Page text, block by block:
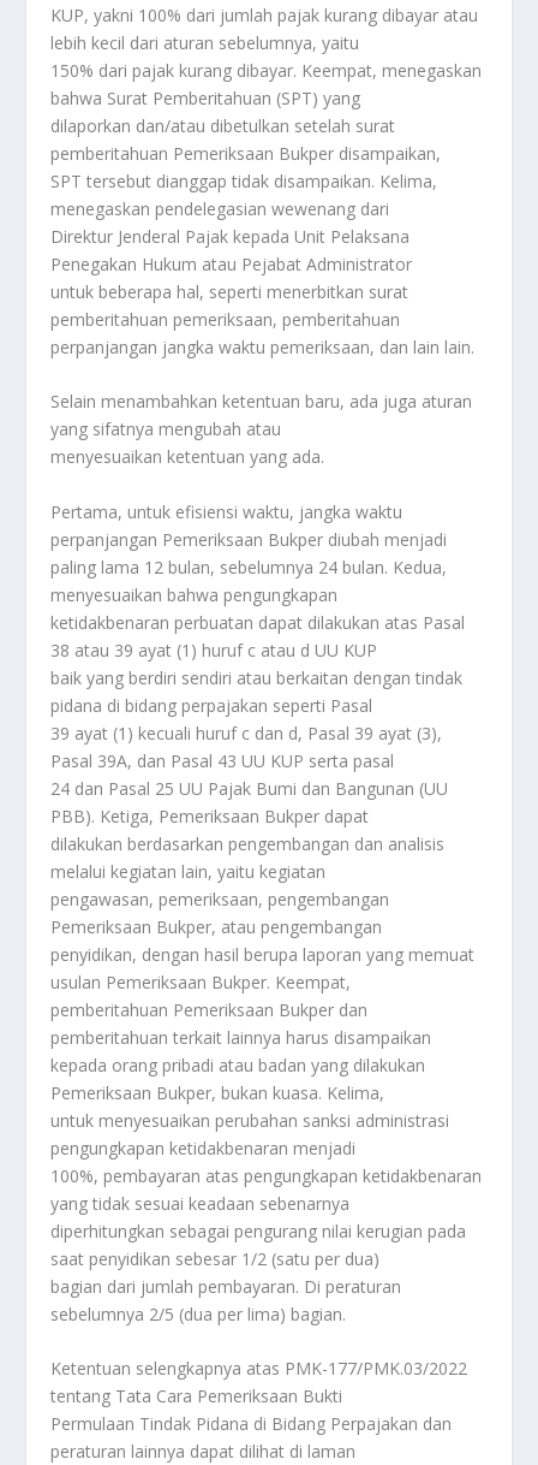
KUP, yakni 100% dari jumlah pajak kurang dibayar atau
lebih kecil dari aturan sebelumnya, yaitu
150% dari pajak kurang dibayar. Keempat, menegaskan
bahwa Surat Pemberitahuan (SPT) yang
dilaporkan dan/atau dibetulkan setelah surat
pemberitahuan Pemeriksaan Bukper disampaikan,
SPT tersebut dianggap tidak disampaikan. Kelima,
menegaskan pendelegasian wewenang dari
Direktur Jenderal Pajak kepada Unit Pelaksana
Penegakan Hukum atau Pejabat Administrator
untuk beberapa hal, seperti menerbitkan surat
pemberitahuan pemeriksaan, pemberitahuan
perpanjangan jangka waktu pemeriksaan, dan lain lain.
Selain menambahkan ketentuan baru, ada juga aturan
yang sifatnya mengubah atau
menyesuaikan ketentuan yang ada.
Pertama, untuk efisiensi waktu, jangka waktu
perpanjangan Pemeriksaan Bukper diubah menjadi
paling lama 12 bulan, sebelumnya 24 bulan. Kedua,
menyesuaikan bahwa pengungkapan
ketidakbenaran perbuatan dapat dilakukan atas Pasal
38 atau 39 ayat (1) huruf c atau d UU KUP
baik yang berdiri sendiri atau berkaitan dengan tindak
pidana di bidang perpajakan seperti Pasal
39 ayat (1) kecuali huruf c dan d, Pasal 39 ayat (3),
Pasal 39A, dan Pasal 43 UU KUP serta pasal
24 dan Pasal 25 UU Pajak Bumi dan Bangunan (UU
PBB). Ketiga, Pemeriksaan Bukper dapat
dilakukan berdasarkan pengembangan dan analisis
melalui kegiatan lain, yaitu kegiatan
pengawasan, pemeriksaan, pengembangan
Pemeriksaan Bukper, atau pengembangan
penyidikan, dengan hasil berupa laporan yang memuat
usulan Pemeriksaan Bukper. Keempat,
pemberitahuan Pemeriksaan Bukper dan
pemberitahuan terkait lainnya harus disampaikan
kepada orang pribadi atau badan yang dilakukan
Pemeriksaan Bukper, bukan kuasa. Kelima,
untuk menyesuaikan perubahan sanksi administrasi
pengungkapan ketidakbenaran menjadi
100%, pembayaran atas pengungkapan ketidakbenaran
yang tidak sesuai keadaan sebenarnya
diperhitungkan sebagai pengurang nilai kerugian pada
saat penyidikan sebesar 1/2 (satu per dua)
bagian dari jumlah pembayaran. Di peraturan
sebelumnya 2/5 (dua per lima) bagian.
Ketentuan selengkapnya atas PMK-177/PMK.03/2022
tentang Tata Cara Pemeriksaan Bukti
Permulaan Tindak Pidana di Bidang Perpajakan dan
peraturan lainnya dapat dilihat di laman